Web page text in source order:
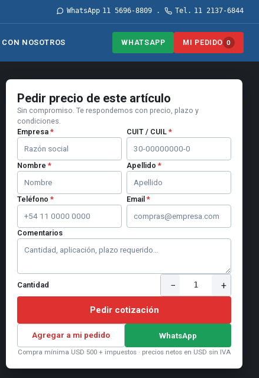
WhatsApp 11 5696-8809 · Tel. 11 2137-6844
NOSOTROS WHATSAPP MI PEDIDO 0
Pedir precio de este artículo
Sin compromiso. Te respondemos con precio, plazo y
condiciones.
Empresa * CUIT / CUIL *
Nombre * Apellido *
Teléfono * Email *
Comentarios
Cantidad − 1 +
Pedir cotización
Agregar a mi pedido WhatsApp
Compra mínima USD 500 + impuestos · precios netos en USD sin IVA